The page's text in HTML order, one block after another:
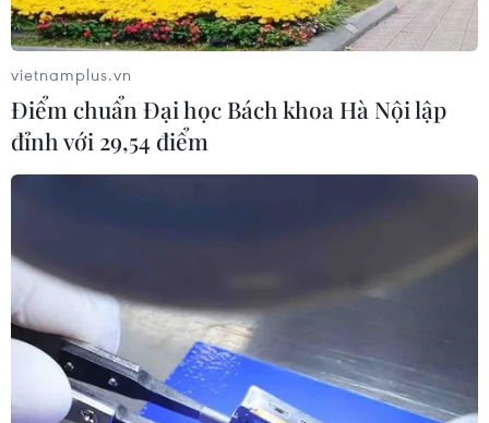
TIN CÙNG CHUYÊN MỤC
vietnamplus.vn
Điểm chuẩn Đại học Bách khoa Hà Nội lập
đỉnh với 29,54 điểm